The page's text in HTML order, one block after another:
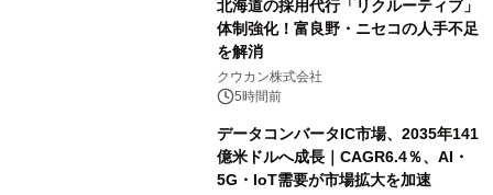
北海道の採用代行「リクルーティブ」
体制強化！富良野・ニセコの人手不足
を解消
クウカン株式会社
5時間前
データコンバータIC市場、2035年141
億米ドルへ成長｜CAGR6.4％、AI・
5G・IoT需要が市場拡大を加速